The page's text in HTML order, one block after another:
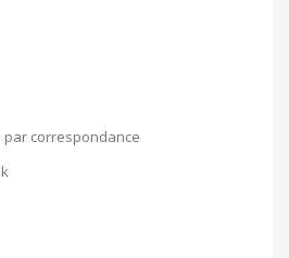
correspondance